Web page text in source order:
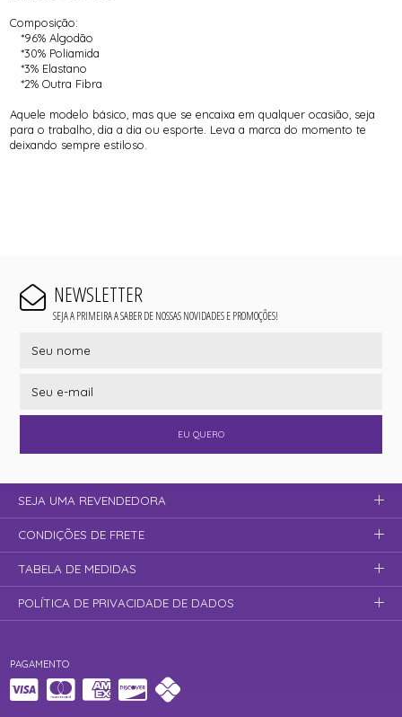
Composição:
*96% Algodão
*30% Poliamida
*3% Elastano
*2% Outra Fibra
Aquele modelo básico, mas que se encaixa em qualquer ocasião, seja
para o trabalho, dia a dia ou esporte. Leva a marca do momento te
deixando sempre estiloso.
NEWSLETTER
SEJA A PRIMEIRA A SABER DE NOSSAS NOVIDADES E PROMOÇÕES!
EU QUERO
PAGAMENTO
SEJA UMA REVENDEDORA
CONDIÇÕES DE FRETE
TABELA DE MEDIDAS
POLÍTICA DE PRIVACIDADE DE DADOS